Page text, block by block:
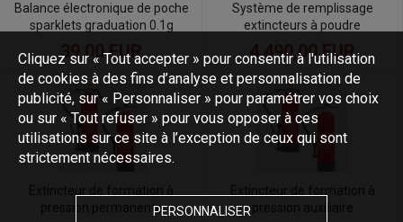
Balance électronique de poche
sparklets graduation 0.1g
39,00 EUR
Système de remplissage
extincteurs à poudre
4.490,00 EUR
pression permanente
Cliquez sur « Tout accepter » pour consentir à l'utilisation
de cookies à des fins d’analyse et personnalisation de
publicité, sur « Personnaliser » pour paramétrer vos choix
ou sur « Tout refuser » pour vous opposer à ces
utilisations sur ce site à l’exception de ceux qui sont
strictement nécessaires.
PERSONNALISER